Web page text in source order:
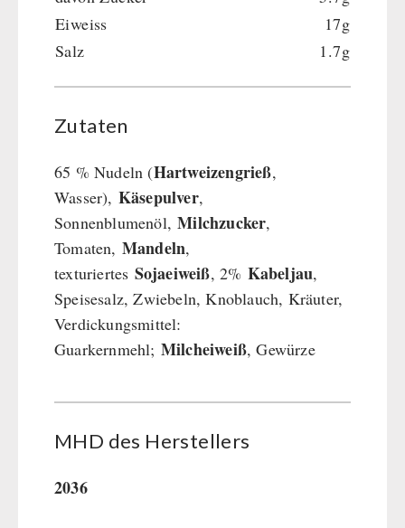
Hauptmahlzeiten
Dessert
Eiweiss
17g
Salz
1.7g
Zutaten
65 % Nudeln (Hartweizengrieß,
Wasser), Käsepulver,
Sonnenblumenöl,Milchzucker,
Tomaten, Mandeln,
texturiertes Sojaeiweiß, 2% Kabeljau,
Speisesalz, Zwiebeln, Knoblauch, Kräuter,
Verdickungsmittel:
Guarkernmehl; Milcheiweiß, Gewürze
MHD des Her­stel­lers
2036